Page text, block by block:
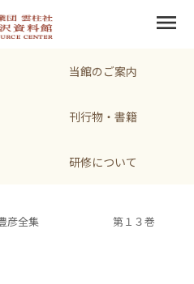
menu
当館のご案内
刊行物・書籍
研修について
豊彦全集 第１３巻 ＜